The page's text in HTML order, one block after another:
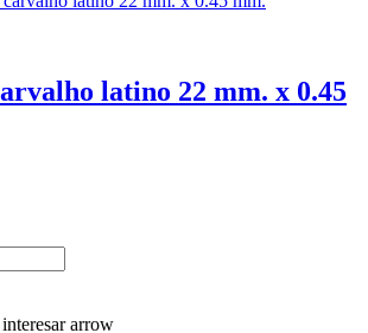
latino 22 mm. x 0.45